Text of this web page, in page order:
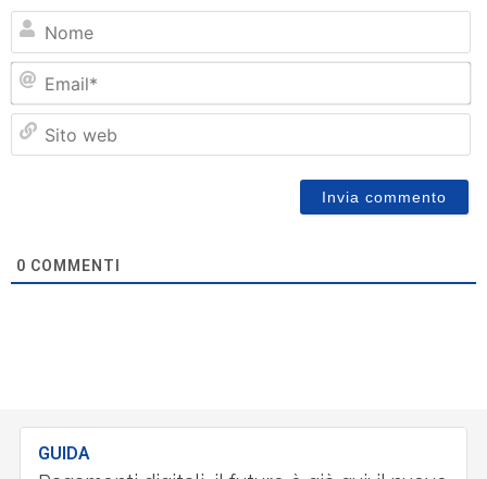
0 COMMENTI
GUIDA